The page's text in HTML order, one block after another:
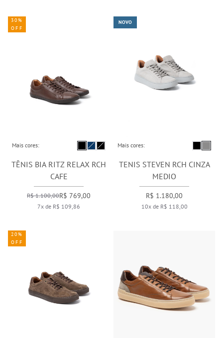
Mais cores:
TÊNIS BIA RITZ RELAX RCH
CAFE
R$ 1.100,00R$ 769,00
7x de R$ 109,86
30%
OFF
Mais cores:
TENIS STEVEN RCH CINZA
MEDIO
R$ 1.180,00
10x de R$ 118,00
NOVO
20%
OFF